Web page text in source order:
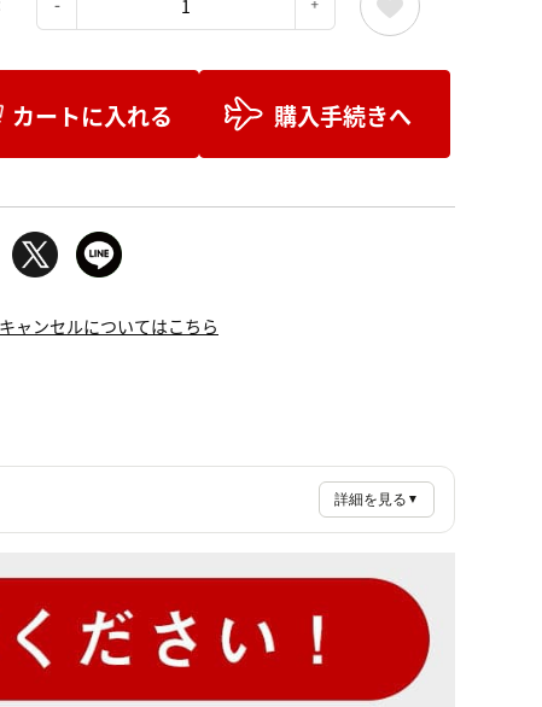
カートに入れる 購入手続きへ
ャンセルについてはこちら
詳細を見る ▼